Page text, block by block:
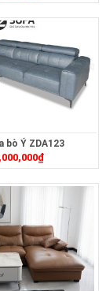
bò Ý ZDA123
₫